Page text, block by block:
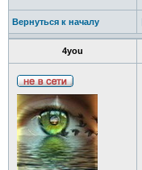
Вернуться к началу
4you